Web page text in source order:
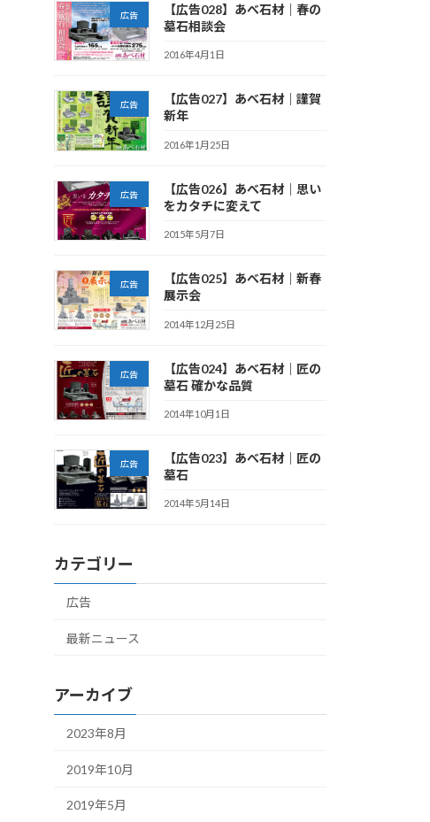
広告
【広告028】あべ石材｜春の
墓石相談会
2016年4月1日
広告
【広告027】あべ石材｜謹賀
新年
2016年1月25日
広告
【広告026】あべ石材｜思い
をカタチに変えて
2015年5月7日
広告
【広告025】あべ石材｜新春
展示会
2014年12月25日
広告
【広告024】あべ石材｜匠の
墓石 確かな品質
2014年10月1日
広告
【広告023】あべ石材｜匠の
墓石
2014年5月14日
カテゴリー
広告
最新ニュース
アーカイブ
2023年8月
2019年10月
2019年5月